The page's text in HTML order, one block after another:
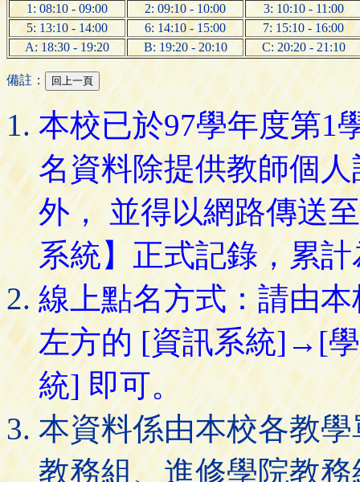
1: 08:10 - 09:00 2: 09:10 - 10:00
3: 10:10 - 11:00
5: 13:10 - 14:00
6: 14:10 - 15:00
7: 15:10 - 16:00
A: 18:30 - 19:20
B: 19:20 - 20:10 C: 20:20 - 21:10
備註：
本校已於97學年度第1
名資料除提供教師個
外， 並得以網路傳送
系統】正式記錄，累
線上點名方式：請由
左方的 [資訊系統]→[
統] 即可。
本資料係由本校各教
教務組、進修學院教